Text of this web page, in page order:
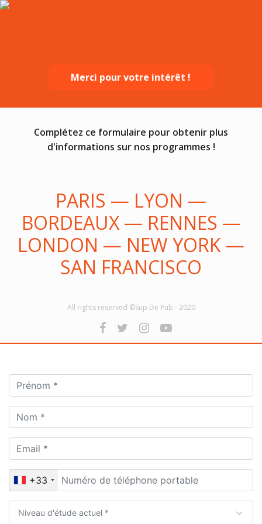
Merci pour votre intérêt !
Complétez ce formulaire pour obtenir plus
d'informations sur nos programmes !
PARIS — LYON —
BORDEAUX — RENNES —
LONDON — NEW YORK —
SAN FRANCISCO
All rights reserved ©Sup De Pub - 2020
+33
Niveau d'étude actuel *